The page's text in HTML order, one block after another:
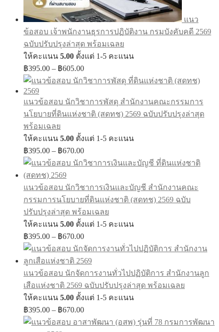
แนว
ข้อสอบ เจ้าพนักงานธุรการปฏิบัติงาน กรมบังคับคดี 2569
ฉบับปรับปรุงล่าสุด พร้อมเฉลย
ให้คะแนน 5.00 ตั้งแต่ 1-5 คะแนน
฿395.00 – ฿605.00Price
฿395.00
฿605.00
แนวข้อสอบ นักวิชาการพัสดุ สำนักงานคณะกรรมการ
นโยบายที่ดินแห่งชาติ (สดทช) 2569 ฉบับปรับปรุงล่าสุด
พร้อมเฉลย
ให้คะแนน 5.00 ตั้งแต่ 1-5 คะแนน
฿395.00 – ฿670.00Price
฿395.00
฿670.00
แนวข้อสอบ นักวิชาการเงินและบัญชี สำนักงานคณะ
กรรมการนโยบายที่ดินแห่งชาติ (สดทช) 2569 ฉบับ
ปรับปรุงล่าสุด พร้อมเฉลย
ให้คะแนน 5.00 ตั้งแต่ 1-5 คะแนน
฿395.00 – ฿670.00Price
฿395.00
through
฿670.00
แนวข้อสอบ นักจัดการงานทั่วไปปฏิบัติการ สำนักงานลูก
เสือแห่งชาติ 2569 ฉบับปรับปรุงล่าสุด พร้อมเฉลย
ให้คะแนน 5.00 ตั้งแต่ 1-5 คะแนน
฿395.00 – ฿670.00Price
฿395.00